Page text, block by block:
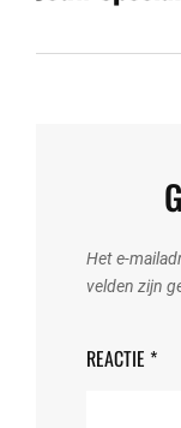
Het e-
velden zijn
REACTIE *